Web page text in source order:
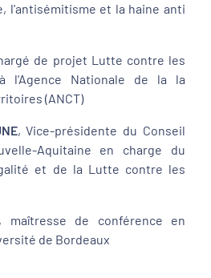
l'antisémitisme et la haine anti
de projet Lutte contre les
l'Agence Nationale de la la
(ANCT)
, Vice-présidente du Conseil
Aquitaine en charge du
et de la Lutte contre les
, maîtresse de conférence en
de Bordeaux